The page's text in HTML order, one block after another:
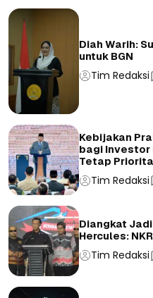
Diah Warih:
untuk BGN
Tim Redaksi
Kebijakan
bagi Investor
Tetap
Tim Redaksi
Diangkat
Hercules:
Tim Redaksi